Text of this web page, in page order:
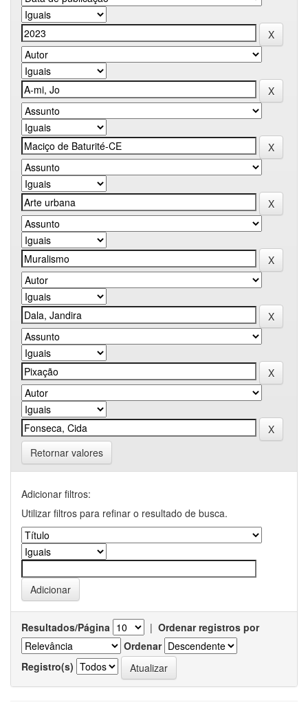
Retornar valores
Adicionar filtros:
Utilizar filtros para refinar o resultado de busca.
Resultados/Página | Ordenar registros por
Ordenar
Registro(s)